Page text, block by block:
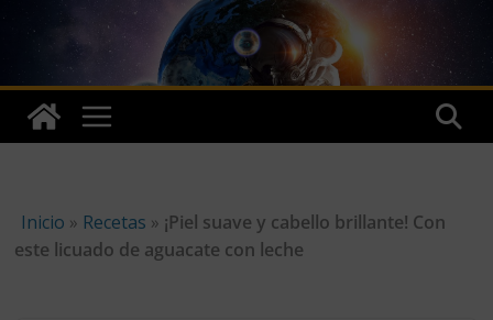
Skip
Inicio » Recetas » ¡Piel suave y cabello brillante! Con
este licuado de aguacate con leche